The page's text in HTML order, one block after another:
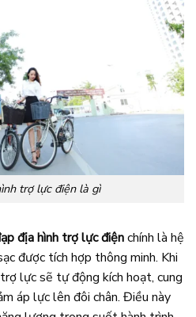
trợ lực điện là gì
địa hình trợ lực điệnchính là hệ
được tích hợp thông minh. Khi
lực sẽ tự động kích hoạt, cung
áp lực lên đôi chân. Điều này